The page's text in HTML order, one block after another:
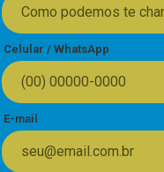
Celular / WhatsApp
E-mail